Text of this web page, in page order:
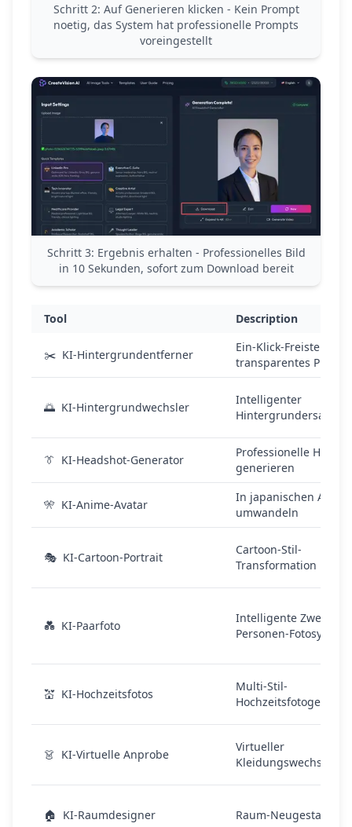
Schritt 2: Auf Generieren klicken - Kein Prompt
noetig, das System hat professionelle Prompts
voreingestellt
Schritt 3: Ergebnis erhalten - Professionelles Bild
in 10 Sekunden, sofort zum Download bereit
Tool Description
✂️ KI-Hintergrundentferner
Ein-Klick-Freistellen,
transparentes PNG
🌅 KI-Hintergrundwechsler
Intelligenter
Hintergrundersatz
👔 KI-Headshot-Generator
Professionelle
generieren
🎌 KI-Anime-Avatar
In japanischen
umwandeln
🎭 KI-Cartoon-Portrait
Cartoon-Stil-
Transformation
💑 KI-Paarfoto
Intelligente Zwei-
Personen-
💒 KI-Hochzeitsfotos
Multi-Stil-
👗 KI-Virtuelle Anprobe
Virtueller
Kleidungswechsel
🏠 KI-Raumdesigner Raum-Neugestaltung